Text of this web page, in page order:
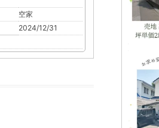
空家
2024/12/31